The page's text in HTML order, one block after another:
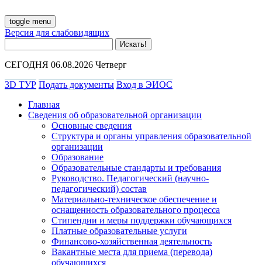
toggle menu
Версия для слабовидящих
СЕГОДНЯ 06.08.2026 Четверг
3D ТУР Подать документы Вход в ЭИОС
Главная
Сведения об образовательной организации
Основные сведения
Структура и органы управления образовательной
организации
Образование
Образовательные стандарты и требования
Руководство. Педагогический (научно-
педагогический) состав
Материально-техническое обеспечение и
оснащенность образовательного процесса
Стипендии и меры поддержки обучающихся
Платные образовательные услуги
Финансово-хозяйственная деятельность
Вакантные места для приема (перевода)
обучающихся